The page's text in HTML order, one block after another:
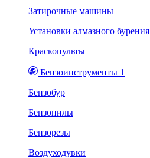
Затирочные машины
Установки алмазного бурения
Краскопульты
Бензоинструменты 1
Бензобур
Бензопилы
Бензорезы
Воздуходувки